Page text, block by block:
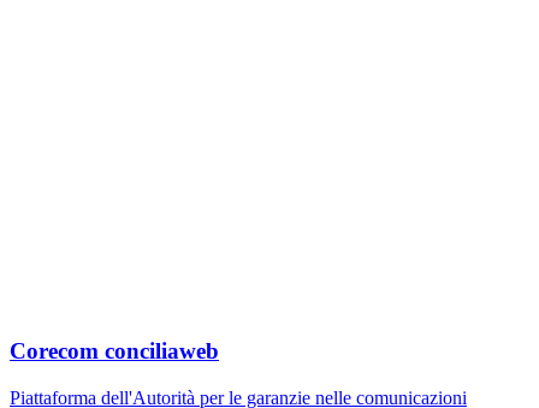
Corecom conciliaweb
Piattaforma dell'Autorità per le garanzie nelle comunicazioni